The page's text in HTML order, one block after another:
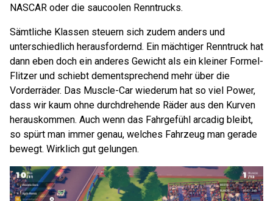
NASCAR oder die saucoolen Renntrucks.
Sämtliche Klassen steuern sich zudem anders und
unterschiedlich herausfordernd. Ein mächtiger Renntruck hat
dann eben doch ein anderes Gewicht als ein kleiner Formel-
Flitzer und schiebt dementsprechend mehr über die
Vorderräder. Das Muscle-Car wiederum hat so viel Power,
dass wir kaum ohne durchdrehende Räder aus den Kurven
herauskommen. Auch wenn das Fahrgefühl arcadig bleibt,
so spürt man immer genau, welches Fahrzeug man gerade
bewegt. Wirklich gut gelungen.